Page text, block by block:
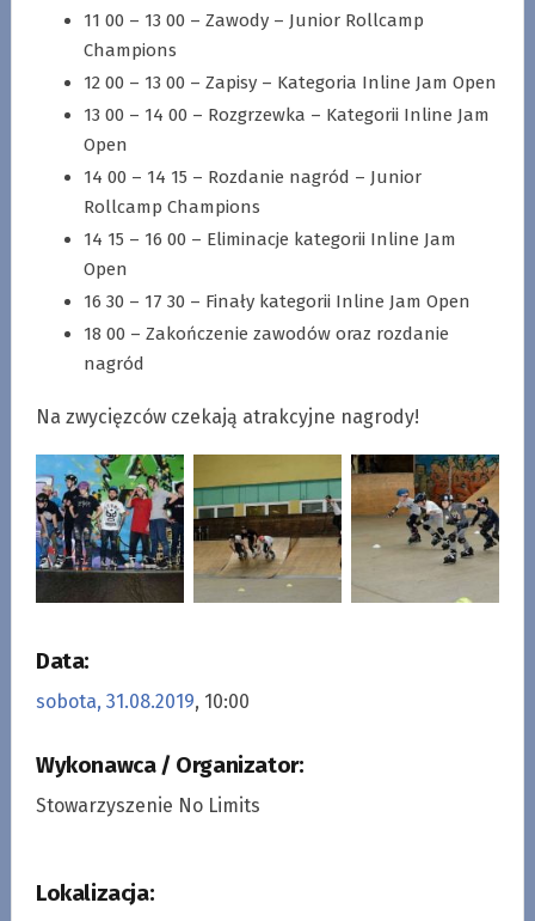
11 00 – 13 00 – Zawody – Junior Rollcamp
Champions
12 00 – 13 00 – Zapisy – Kategoria Inline Jam Open
13 00 – 14 00 – Rozgrzewka – Kategorii Inline Jam
Open
14 00 – 14 15 – Rozdanie nagród – Junior
Rollcamp Champions
14 15 – 16 00 – Eliminacje kategorii Inline Jam
Open
16 30 – 17 30 – Finały kategorii Inline Jam Open
18 00 – Zakończenie zawodów oraz rozdanie
nagród
Na zwycięzców czekają atrakcyjne nagrody!
Data:
sobota, 31.08.2019, 10:00
Wykonawca / Organizator:
Stowarzyszenie No Limits
Lokalizacja: